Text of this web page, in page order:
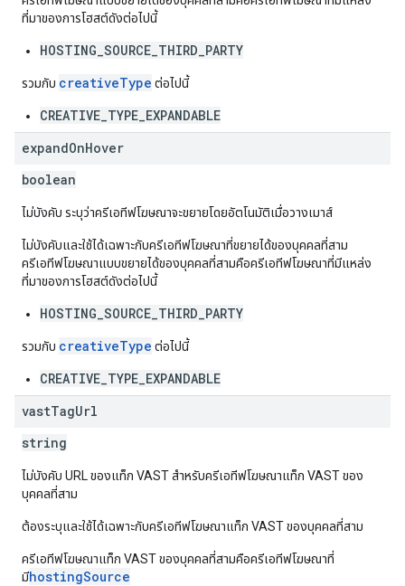
ที่มาของการโฮสต์ดังต่อไปนี้
HOSTING_SOURCE_THIRD_PARTY
รวมกับ creativeType ต่อไปนี้
CREATIVE_TYPE_EXPANDABLE
expandOnHover
boolean
ไม่บังคับ ระบุว่าครีเอทีฟโฆษณาจะขยายโดยอัตโนมัติเมื่อวางเมาส์
ไม่บังคับและใช้ได้เฉพาะกับครีเอทีฟโฆษณาที่ขยายได้ของบุคคลที่สาม
ครีเอทีฟโฆษณาแบบขยายได้ของบุคคลที่สามคือครีเอทีฟโฆษณาที่มีแหล่ง
ที่มาของการโฮสต์ดังต่อไปนี้
HOSTING_SOURCE_THIRD_PARTY
รวมกับ creativeType ต่อไปนี้
CREATIVE_TYPE_EXPANDABLE
vastTagUrl
string
ไม่บังคับ URL ของแท็ก VAST สำหรับครีเอทีฟโฆษณาแท็ก VAST ของ
บุคคลที่สาม
ต้องระบุและใช้ได้เฉพาะกับครีเอทีฟโฆษณาแท็ก VAST ของบุคคลที่สาม
ครีเอทีฟโฆษณาแท็ก VAST ของบุคคลที่สามคือครีเอทีฟโฆษณาที่
มีhostingSource